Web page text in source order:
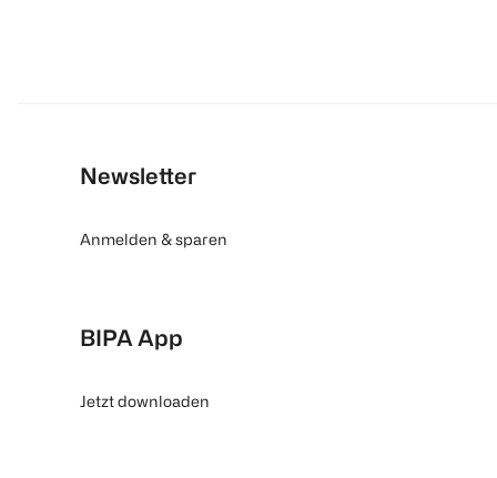
Newsletter
Anmelden & sparen
BIPA App
Jetzt downloaden